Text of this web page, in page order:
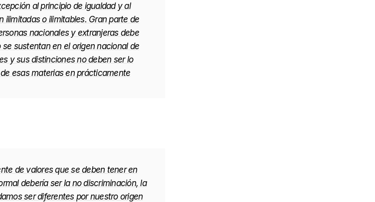
al principio de igualdad y al
o ilimitables. Gran parte de
nacionales y extranjeras debe
sustentan en el origen nacional de
y sus distinciones no deben ser lo
esas materias en prácticamente
de valores que se deben tener en
debería ser la no discriminación, la
ser diferentes por nuestro origen